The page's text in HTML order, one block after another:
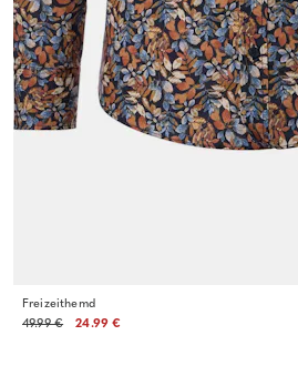
Freizeithemd
49.99 €
24.99 €